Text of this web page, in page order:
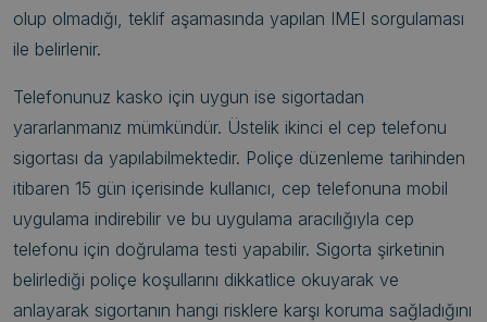
olup olmadığı, teklif aşamasında yapılan IMEI sorgulaması
ile belirlenir.
Telefonunuz kasko için uygun ise sigortadan
yararlanmanız mümkündür. Üstelik ikinci el cep telefonu
sigortası da yapılabilmektedir. Poliçe düzenleme tarihinden
itibaren 15 gün içerisinde kullanıcı, cep telefonuna mobil
uygulama indirebilir ve bu uygulama aracılığıyla cep
telefonu için doğrulama testi yapabilir. Sigorta şirketinin
belirlediği poliçe koşullarını dikkatlice okuyarak ve
anlayarak sigortanın hangi risklere karşı koruma sağladığını